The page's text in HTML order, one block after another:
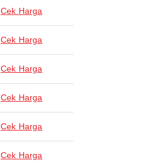
Cek Harga
Cek Harga
Cek Harga
Cek Harga
Cek Harga
Cek Harga